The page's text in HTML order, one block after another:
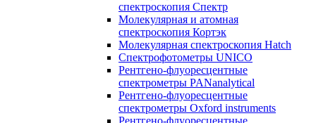
спектроскопия Спектр
Молекулярная и атомная
спектроскопия Кортэк
Молекулярная спектроскопия Hatch
Спектрофотометры UNICO
Рентгено-флуоресцентные
спектрометры PANanalytical
Рентгено-флуоресцентные
спектрометры Oxford instruments
Рентгено-флуоресцентные